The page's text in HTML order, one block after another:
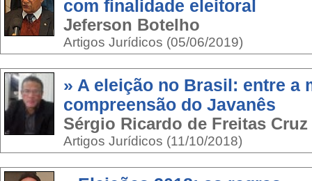
com finalidade eleitoral
Jeferson Botelho
Artigos Jurídicos (05/06/2019)
» A eleição no Brasil: entre a
compreensão do Javanês
Sérgio Ricardo de Freitas Cruz
Artigos Jurídicos (11/10/2018)